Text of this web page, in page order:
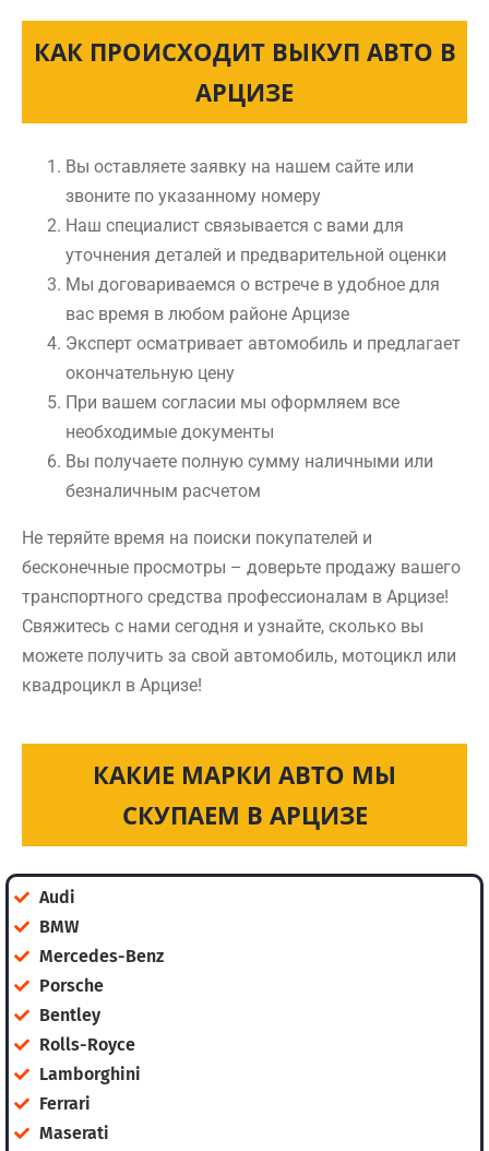
КАК ПРОИСХОДИТ ВЫКУП АВТО В
АРЦИЗЕ
Вы оставляете заявку на нашем сайте или
звоните по указанному номеру
Наш специалист связывается с вами для
уточнения деталей и предварительной оценки
Мы договариваемся о встрече в удобное для
вас время в любом районе Арцизе
Эксперт осматривает автомобиль и предлагает
окончательную цену
При вашем согласии мы оформляем все
необходимые документы
Вы получаете полную сумму наличными или
безналичным расчетом
Не теряйте время на поиски покупателей и
бесконечные просмотры – доверьте продажу вашего
транспортного средства профессионалам в Арцизе!
Свяжитесь с нами сегодня и узнайте, сколько вы
можете получить за свой автомобиль, мотоцикл или
квадроцикл в Арцизе!
КАКИЕ МАРКИ АВТО МЫ
СКУПАЕМ В АРЦИЗЕ
Audi
BMW
Mercedes-Benz
Porsche
Bentley
Rolls-Royce
Lamborghini
Ferrari
Maserati